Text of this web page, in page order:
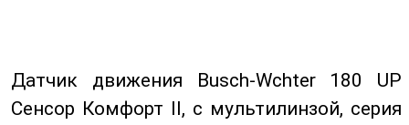
Датчик движения Busch-Wchter 180 UP
Сенсор Комфорт II, с мультилинзой, серия